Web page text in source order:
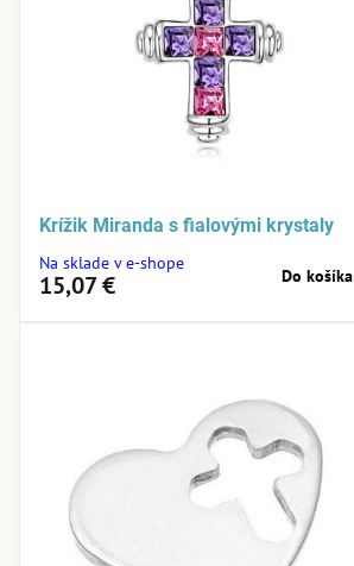
Krížik Miranda s fialovými krystaly
Na sklade v e-shope
15,07 € Do košíka